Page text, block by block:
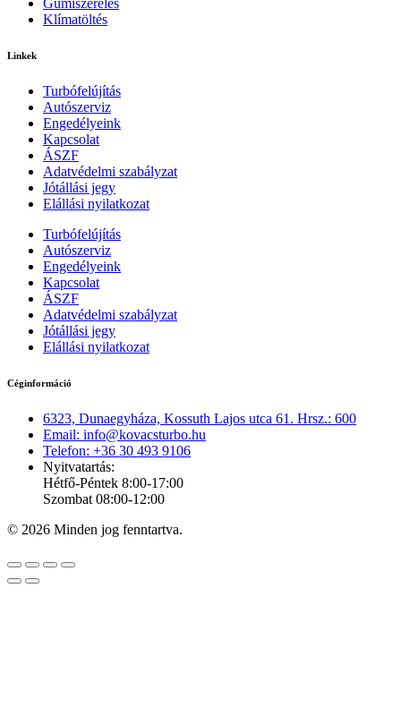
Klímatöltés
Linkek
Turbófelújítás
Autószerviz
Engedélyeink
Kapcsolat
ÁSZF
Adatvédelmi szabályzat
Jótállási jegy
Elállási nyilatkozat
Turbófelújítás
Autószerviz
Engedélyeink
Kapcsolat
ÁSZF
Adatvédelmi szabályzat
Jótállási jegy
Elállási nyilatkozat
Céginformáció
6323, Dunaegyháza, Kossuth Lajos utca 61. Hrsz.: 600
Email: info@kovacsturbo.hu
Telefon: +36 30 493 9106
Nyitvatartás:
Hétfő-Péntek 8:00-17:00
Szombat 08:00-12:00
© 2026 Minden jog fenntartva.